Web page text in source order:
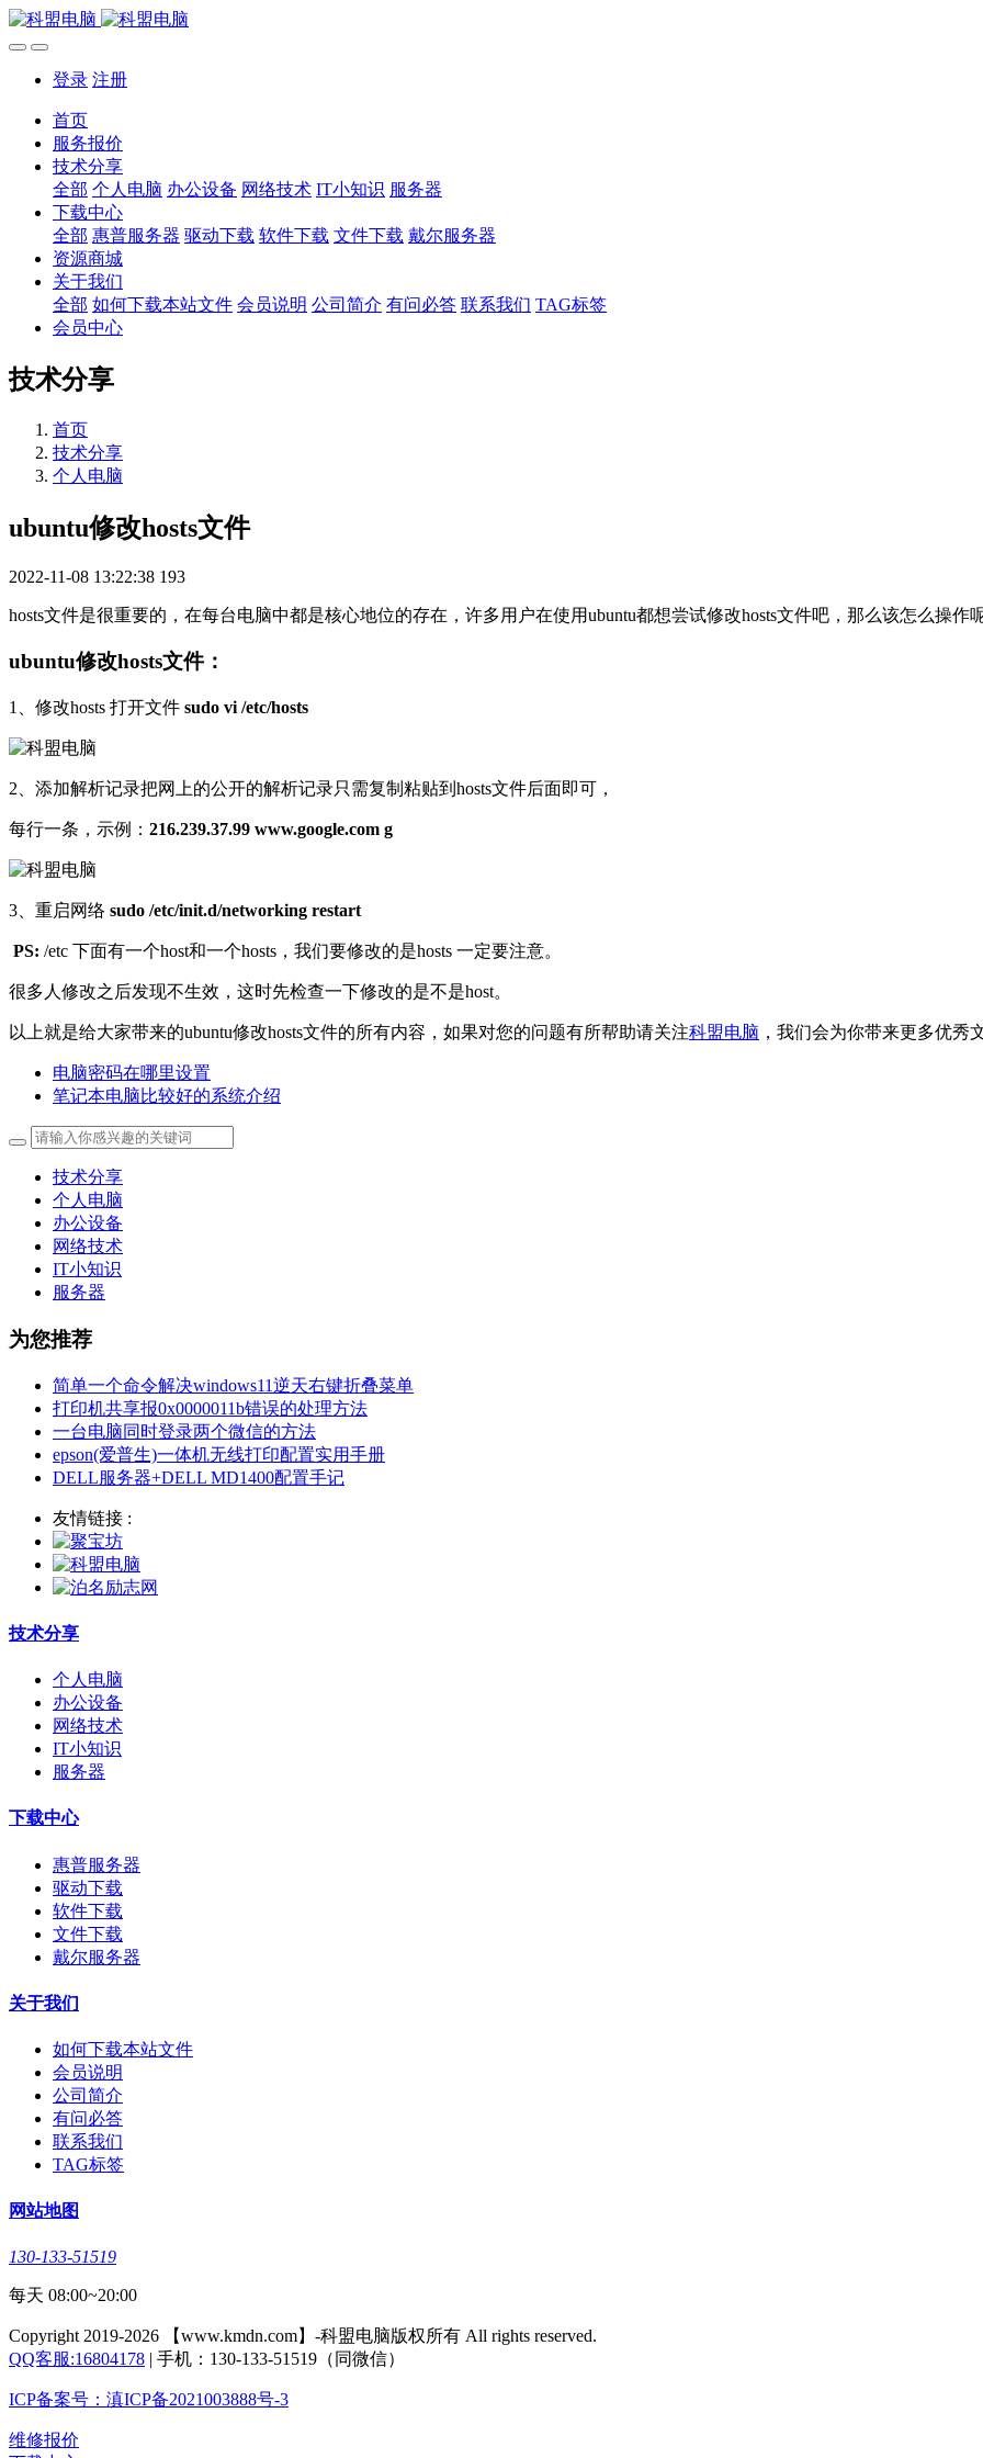
登录 注册
首页
服务报价
技术分享
全部 个人电脑 办公设备 网络技术 IT小知识 服务器
下载中心
全部 惠普服务器 驱动下载 软件下载 文件下载 戴尔服务器
资源商城
关于我们
全部 如何下载本站文件 会员说明 公司简介 有问必答 联系我们 TAG标签
会员中心
技术分享
首页
技术分享
个人电脑
ubuntu修改hosts文件
2022-11-08 13:22:38 193
hosts文件是很重要的，在每台电脑中都是核心地位的存在，许多用户在使用ubuntu都想尝试修改hosts文件吧，那么该怎么操作
ubuntu修改hosts文件：
1、修改hosts 打开文件 sudo vi /etc/hosts
2、添加解析记录把网上的公开的解析记录只需复制粘贴到hosts文件后面即可，
每行一条，示例： 216.239.37.99 www.google.com g
3、重启网络 sudo /etc/init.d/networking restart
PS: /etc 下面有一个host和一个hosts，我们要修改的是hosts 一定要注意。
很多人修改之后发现不生效，这时先检查一下修改的是不是host。
以上就是给大家带来的ubuntu修改hosts文件的所有内容，如果对您的问题有所帮助请关注科盟电脑 ，我们会为你带来更多优秀
电脑密码在哪里设置
笔记本电脑比较好的系统介绍
技术分享
个人电脑
办公设备
网络技术
IT小知识
服务器
为您推荐
简单一个命令解决windows11逆天右键折叠菜单
打印机共享报0x0000011b错误的处理方法
一台电脑同时登录两个微信的方法
epson(爱普生)一体机无线打印配置实用手册
DELL服务器+DELL MD1400配置手记
友情链接 :
技术分享
个人电脑
办公设备
网络技术
IT小知识
服务器
下载中心
惠普服务器
驱动下载
软件下载
文件下载
戴尔服务器
关于我们
如何下载本站文件
会员说明
公司简介
有问必答
联系我们
TAG标签
网站地图
130-133-51519
每天 08:00~20:00
Copyright 2019-2026 【www.kmdn.com】-科盟电脑版权所有 All rights reserved.
QQ客服:16804178 | 手机：130-133-51519（同微信）
ICP备案号：滇ICP备2021003888号-3
维修报价